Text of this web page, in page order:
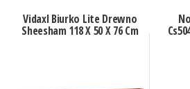
Vidaxl Biurko Lite Drewno
Sheesham 118 X 50 X 76 Cm